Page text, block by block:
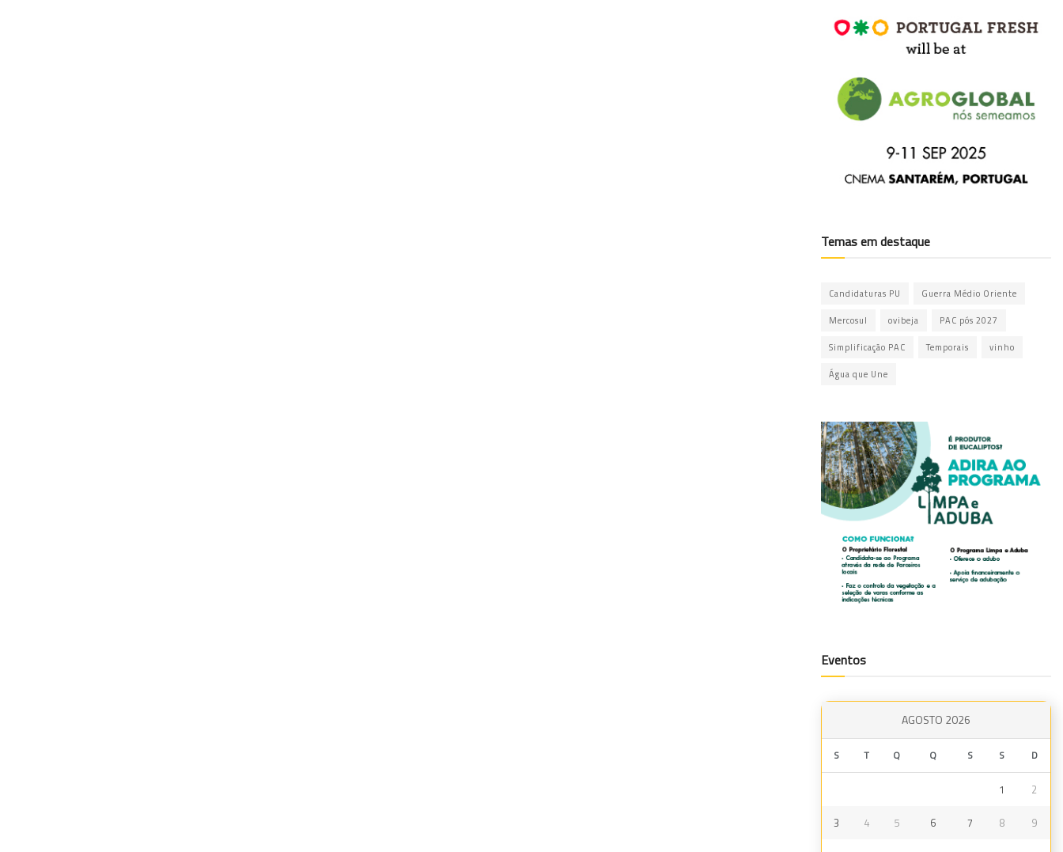
Temas em destaque
Candidaturas PU Guerra Médio Oriente
Mercosul ovibeja PAC pós 2027
Simplificação PAC Temporais vinho
Água que Une
Eventos
AGOSTO 2026
S T Q Q S S D
1 2
3 4 5 6 7 8 9